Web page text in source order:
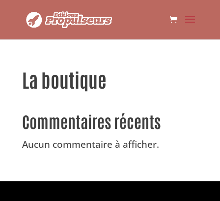
La boutique
Commentaires récents
Aucun commentaire à afficher.